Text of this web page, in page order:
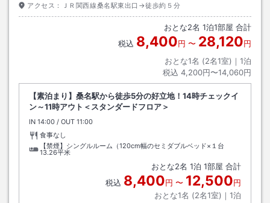
アクセス： ＪＲ関西線桑名駅東出口→徒歩約５分
おとな2名 1泊1部屋 合計
税込 8,400円 〜 28,120円
おとな1名 (2名1室)｜ 1泊
税込 4,200円〜14,060円
【素泊まり】桑名駅から徒歩5分の好立地！14時チェックイ
ン～11時アウト＜スタンダードフロア＞
IN チェックイン
14:00 / OUT チェックアウト
11:00
食事なし
【禁煙】シングルルーム（120cm幅のセミダブルベッド×１台
13.26平米
おとな2名 1泊 1部屋 合計
税込 8,400円 〜 12,500円
おとな1名 (2名1室)｜ 1泊